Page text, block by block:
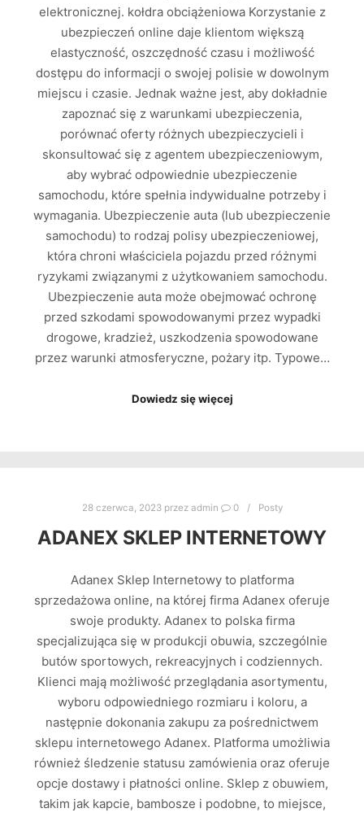
elektronicznej. kołdra obciążeniowa Korzystanie z
ubezpieczeń online daje klientom większą
elastyczność, oszczędność czasu i możliwość
dostępu do informacji o swojej polisie w dowolnym
miejscu i czasie. Jednak ważne jest, aby dokładnie
zapoznać się z warunkami ubezpieczenia,
porównać oferty różnych ubezpieczycieli i
skonsultować się z agentem ubezpieczeniowym,
aby wybrać odpowiednie ubezpieczenie
samochodu, które spełnia indywidualne potrzeby i
wymagania. Ubezpieczenie auta (lub ubezpieczenie
samochodu) to rodzaj polisy ubezpieczeniowej,
która chroni właściciela pojazdu przed różnymi
ryzykami związanymi z użytkowaniem samochodu.
Ubezpieczenie auta może obejmować ochronę
przed szkodami spowodowanymi przez wypadki
drogowe, kradzież, uszkodzenia spowodowane
przez warunki atmosferyczne, pożary itp. Typowe…
Dowiedz się więcej
28 czerwca, 2023przez admin 0 Posty
ADANEX SKLEP INTERNETOWY
Adanex Sklep Internetowy to platforma
sprzedażowa online, na której firma Adanex oferuje
swoje produkty. Adanex to polska firma
specjalizująca się w produkcji obuwia, szczególnie
butów sportowych, rekreacyjnych i codziennych.
Klienci mają możliwość przeglądania asortymentu,
wyboru odpowiedniego rozmiaru i koloru, a
następnie dokonania zakupu za pośrednictwem
sklepu internetowego Adanex. Platforma umożliwia
również śledzenie statusu zamówienia oraz oferuje
opcje dostawy i płatności online. Sklep z obuwiem,
takim jak kapcie, bambosze i podobne, to miejsce,